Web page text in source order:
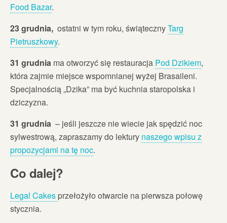
Food Bazar.
23 grudnia, ostatni w tym roku, świątecznyTarg
Pietruszkowy.
31 grudnia ma otworzyć się restauracja Pod Dzikiem,
która zajmie miejsce wspomnianej wyżej Brasaileni.
Specjalnością „Dzika” ma być kuchnia staropolska i
dziczyzna.
31 grudnia – jeśli jeszcze nie wiecie jak spędzić noc
sylwestrową, zapraszamy do lektury naszego wpisu z
propozycjami na tę noc.
Co dalej?
Legal Cakes przełożyło otwarcie na pierwsza połowę
stycznia.